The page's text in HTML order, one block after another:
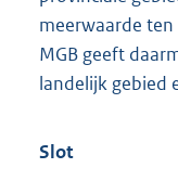
meerwaarde ten
MGB geeft
landelijk gebied
Slot